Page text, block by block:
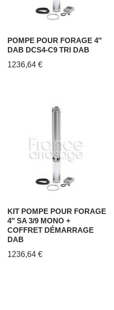
POMPE POUR FORAGE 4″
DAB DCS4-C9 TRI DAB
1236,64 €
KIT POMPE POUR FORAGE
4″ SA 3/9 MONO +
COFFRET DÉMARRAGE
DAB
1236,64 €